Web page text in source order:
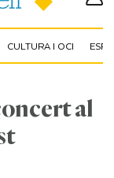
CULTURA I OCI
al